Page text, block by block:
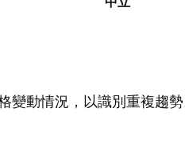
變動情況，以識別重複趨